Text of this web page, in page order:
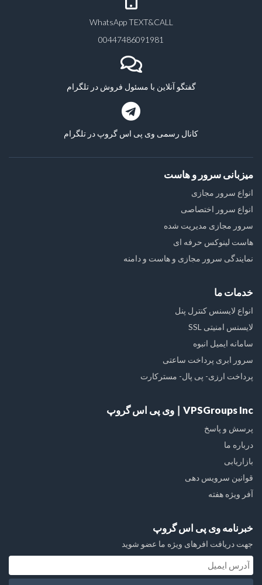
WhatsApp TEXT&CALL
00447486091981
گفتگو آنلاین با مسئول فروش در تلگرام
کانال رسمی وی پی اس گروپ در تلگرام
میزبانی سرور و هاست
انواع سرور مجازی
انواع سرور اختصاصی
سرور مجازی مدیریت شده
هاست لینوکس حرفه ای
نمایندگی سرور مجازی و هاست و دامنه
خدمات ما
انواع لایسنس کنترل پنل
لایسنس امنیتی SSL
سامانه ایمیل انبوه
سرور ابری پرداخت ساعتی
پرداخت ارزی- پی پال- مسترکارت
VPSGroups Inc ∣ وی پی اس گروپ
پرسش و پاسخ
درباره ما
بازاریابی
قوانین سرویس دهی
آفر ویژه هفته
خبرنامه وی پی اس گروپ
جهت دریافت افرهای ویژه ما عضو شوید